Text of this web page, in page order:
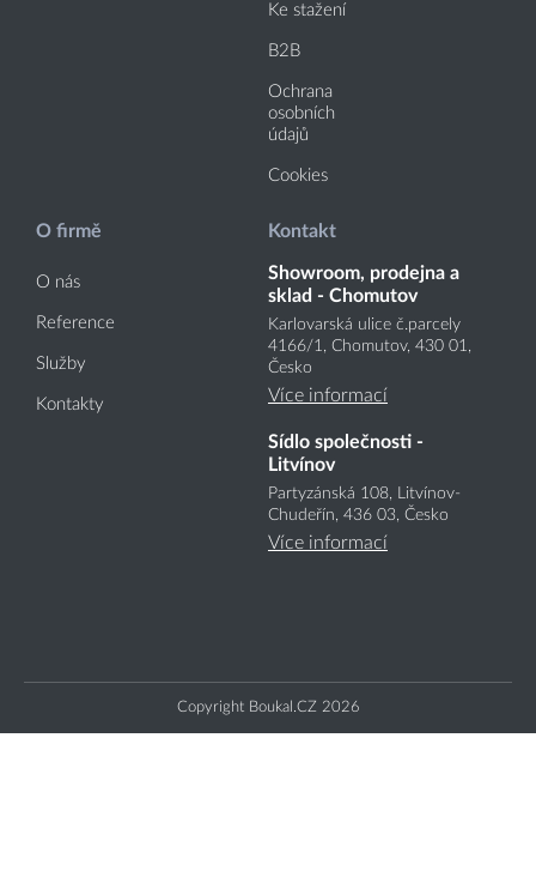
Ke stažení
B2B
Ochrana
osobních
údajů
Cookies
O firmě
O nás
Reference
Služby
Kontakty
Kontakt
Showroom, prodejna a
sklad - Chomutov
Karlovarská ulice č.parcely
4166/1, Chomutov, 430 01,
Česko
Více informací
Sídlo společnosti -
Litvínov
Partyzánská 108, Litvínov-
Chudeřín, 436 03, Česko
Více informací
Copyright Boukal.CZ 2026